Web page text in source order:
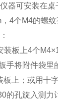
器可安装在
4个M4的螺纹
装板上4个
手将附件袋
板上；或用十
的孔旋入测力